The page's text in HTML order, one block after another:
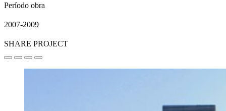
Período obra
2007-2009
SHARE PROJECT